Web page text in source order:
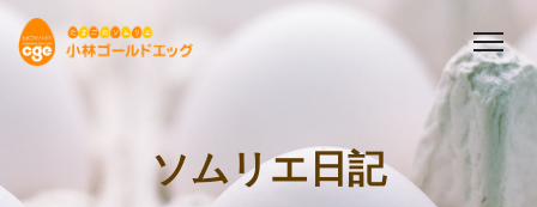
ソムリエ日記